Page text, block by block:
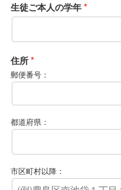
生徒ご本人の学年
住所
郵便番号：
都道府県：
市区町村以降：